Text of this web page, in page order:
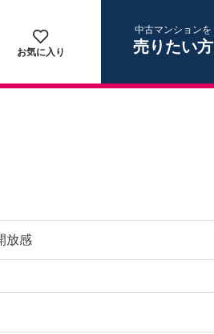
お気に入り
中古マンションを
売りたい方